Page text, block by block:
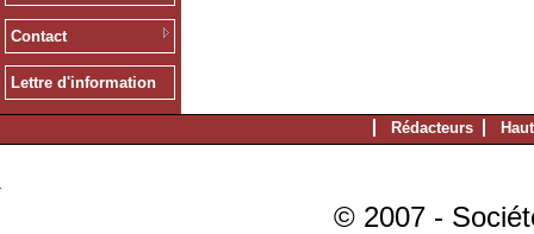
Contact
Lettre d'information
Rédacteurs
© 2007 -